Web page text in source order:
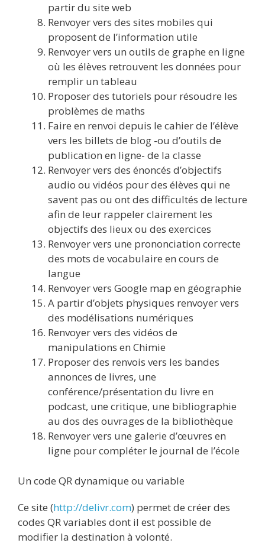
partir du site web
Renvoyer vers des sites mobiles qui
proposent de l’information utile
Renvoyer vers un outils de graphe en ligne
où les élèves retrouvent les données pour
remplir un tableau
Proposer des tutoriels pour résoudre les
problèmes de maths
Faire en renvoi depuis le cahier de l’élève
vers les billets de blog -ou d’outils de
publication en ligne- de la classe
Renvoyer vers des énoncés d’objectifs
audio ou vidéos pour des élèves qui ne
savent pas ou ont des difficultés de lecture
afin de leur rappeler clairement les
objectifs des lieux ou des exercices
Renvoyer vers une prononciation correcte
des mots de vocabulaire en cours de
langue
Renvoyer vers Google map en géographie
A partir d’objets physiques renvoyer vers
des modélisations numériques
Renvoyer vers des vidéos de
manipulations en Chimie
Proposer des renvois vers les bandes
annonces de livres, une
conférence/présentation du livre en
podcast, une critique, une bibliographie
au dos des ouvrages de la bibliothèque
Renvoyer vers une galerie d’œuvres en
ligne pour compléter le journal de l’école
Un code QR dynamique ou variable
Ce site (http://delivr.com) permet de créer des
codes QR variables dont il est possible de
modifier la destination à volonté.